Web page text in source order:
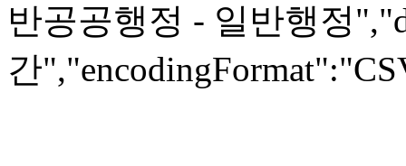
반공공행정 - 일반행정
간